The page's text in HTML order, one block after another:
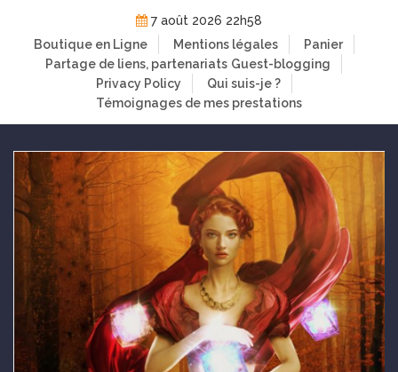
content
7 août 2026 22h58
Boutique en Ligne
Mentions légales
Panier
Partage de liens, partenariats Guest-blogging
Privacy Policy
Qui suis-je ?
Témoignages de mes prestations